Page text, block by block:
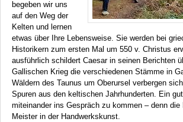
begeben wir uns
auf den Weg der
Kelten und lernen
etwas über Ihre Lebensweise. Sie werden bei
Historikern zum ersten Mal um 550 v. Christus
ausführlich schildert Caesar in seinen Berichten
Gallischen Krieg die verschiedenen Stämme in
Wäldern des Taunus um Oberursel verbergen
Spuren aus den keltischen Jahrhunderten. Ein
miteinander ins Gespräch zu kommen – denn die
Meister in der Handwerkskunst.